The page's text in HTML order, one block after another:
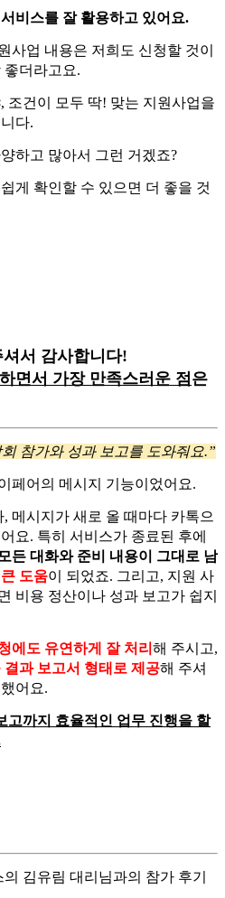
비스를 잘 활용하고 있어요.
사업 내용은 저희도 신청할 것이
좋더라고요.
조건이 모두 딱! 맞는 지원사업을
다.
하고 많아서 그런 거겠죠?
게 확인할 수 있으면 더 좋을 것
서 감사합니다!
면서 가장 만족스러운 점 은
참가와 성과 보고를 도와줘요.”
페어의 메시지 기능이었어요.
메시지가 새로 올 때마다 카톡으
요. 특히 서비스가 종료된 후에
든 대화와 준비 내용이 그대로 남
도움이 되었죠. 그리고, 지원 사
비용 정산이나 성과 보고가 쉽지
에도 유연하게 잘 처리 해 주시고,
과 보고서 형태로 제공해 주셔
어요.
고까지 효율적인 업무 진행을 할
김유림 대리님과의 참가 후기